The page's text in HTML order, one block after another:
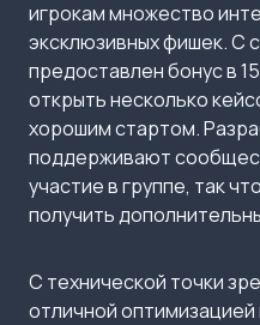
игрокам множество
эксклюзивных фишек. С
предоставлен бонус в
открыть несколько
хорошим стартом.
поддерживают
участие в группе, так
получить
С технической точки
отличной